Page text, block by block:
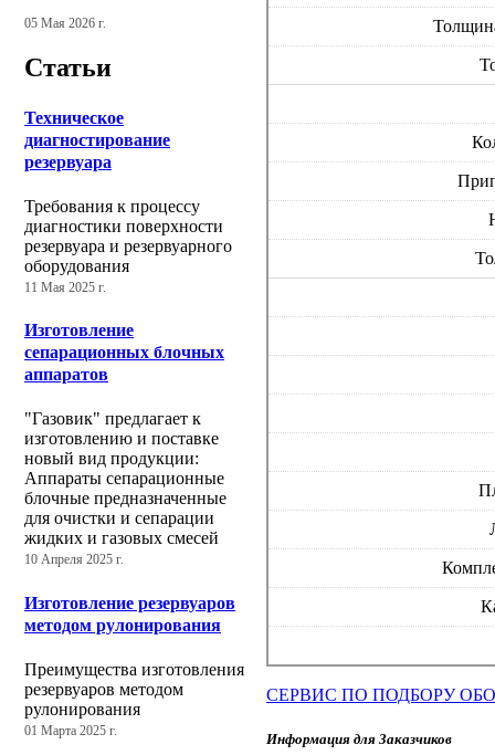
05 Мая 2026 г.
Статьи
Техническое
диагностирование
резервуара
Требования к процессу
диагностики поверхности
резервуара и резервуарного
оборудования
11 Мая 2025 г.
Изготовление
сепарационных блочных
аппаратов
"Газовик" предлагает к
изготовлению и поставке
новый вид продукции:
Аппараты сепарационные
блочные предназначенные
для очистки и сепарации
жидких и газовых смесей
10 Апреля 2025 г.
Изготовление резервуаров
методом рулонирования
Преимущества изготовления
резервуаров методом
рулонирования
01 Марта 2025 г.
СЕРВИС ПО ПОДБОРУ
Информация для Заказчиков